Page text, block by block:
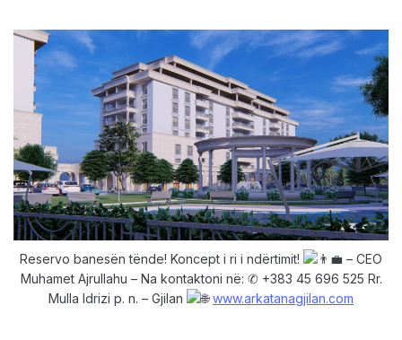
Reservo banesën tënde! Koncept i ri i ndërtimit!
– CEO
Muhamet Ajrullahu – Na kontaktoni në: ✆ +383 45 696 525 Rr.
Mulla Idrizi p. n. – Gjilan
www.arkatanagjilan.com